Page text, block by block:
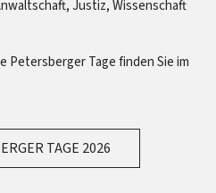
Justiz, Wissenschaft
Petersberger Tage finden Sie im
TAGE 2026